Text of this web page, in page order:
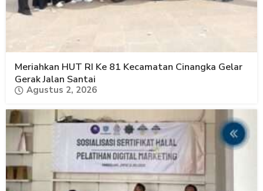
Meriahkan HUT RI Ke 81 Kecamatan Cinangka Gelar
Gerak Jalan Santai
Agustus 2, 2026